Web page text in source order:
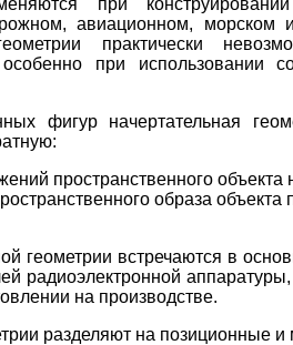
при
авиационном, морском
практически
при использовании
фигур начертательная
пространственного объекта
образа
геометрии встречаются в
радиоэлектронной
на производстве.
разделяют на позиционные и